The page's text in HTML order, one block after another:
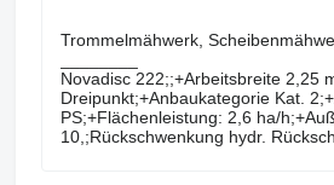
Trommelmähwerk,
Novadisc 222;;+Arbeitsbreite 2,25
Dreipunkt;+Anbaukategorie Kat.
PS;+Flächenleistung: 2,6 ha/
10,;Rückschwenkung hydr.